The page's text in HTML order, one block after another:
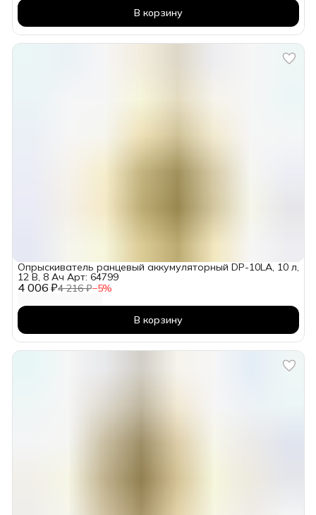
В корзину
4 006 ₽4 216 ₽−5%
Опрыскиватель ранцевый аккумуляторный DP-10LA, 10 л,
12 В, 8 Ач Арт: 64799
В корзину